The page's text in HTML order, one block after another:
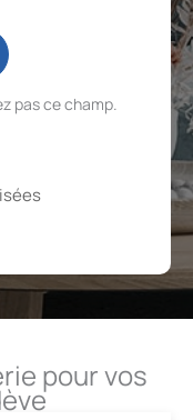
pas ce champ.
pour vos